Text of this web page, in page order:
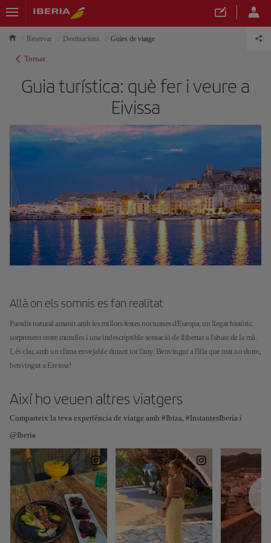
Reservar Destinacions Guies de viatge
Tornar
Guia turística: què fer i veure a
Eivissa
Allà on els somnis es fan realitat
Paradís natural amanit amb les millors festes nocturnes d'Europa, un llegat històric
sorprenent entre muralles i una indescriptible sensació de llibertat a l'abast de la mà.
I, és clar, amb un clima envejable durant tot l'any. Benvingut a l'illa que mai no dorm,
benvingut a Eivissa!
Així ho veuen altres viatgers
Comparteix la teva experiència de viatge amb #Ibiza, #InstantesIberia i
@Iberia